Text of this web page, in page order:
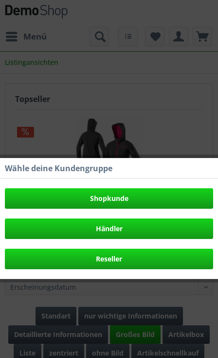
Menü
Listingansichten
Topseller
SOFTSHELL JACKE HOODED WOMEN
99,95 € * 129,95 € *
Standart
nur wichtige Informationen
Detaillierte Informationen
Großes Bild
Artikelbox
Liste
zentriert ohne Bild Artikelschnellkauf
Wähle deine Kundengruppe
Shopkunde
Händler
Reseller